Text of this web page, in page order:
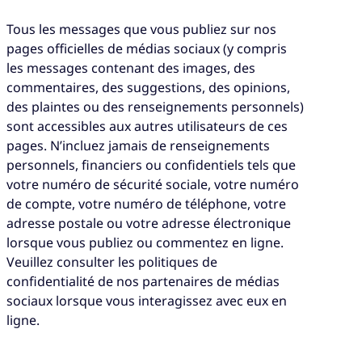
Tous les messages que vous publiez sur nos
pages officielles de médias sociaux (y compris
les messages contenant des images, des
commentaires, des suggestions, des opinions,
des plaintes ou des renseignements personnels)
sont accessibles aux autres utilisateurs de ces
pages. N’incluez jamais de renseignements
personnels, financiers ou confidentiels tels que
votre numéro de sécurité sociale, votre numéro
de compte, votre numéro de téléphone, votre
adresse postale ou votre adresse électronique
lorsque vous publiez ou commentez en ligne.
Veuillez consulter les politiques de
confidentialité de nos partenaires de médias
sociaux lorsque vous interagissez avec eux en
ligne.